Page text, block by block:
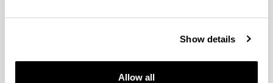
Show details
Allow all
2019-2021
Simbióticos encapsulados con capacidad de
microbiota intestinal para el tratamiento y
"Departamento de Desarrollo